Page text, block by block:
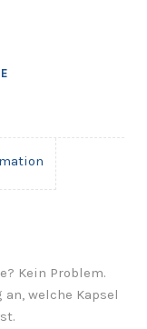
Kein Problem.
welche Kapsel